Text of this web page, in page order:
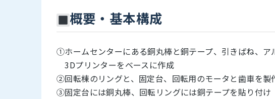
概要・基本構成
①ホームセンターにある銅丸棒と銅テープ、引きばね、ア
3Dプリンターをベースに作成
②回転棟のリングと、固定台、回転用のモータと歯車を製
③固定台には銅丸棒、回転リングには銅テープを貼り付け